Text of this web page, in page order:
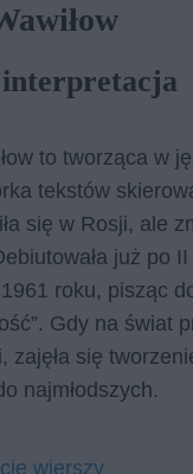
interpretacja
to tworząca w
tekstów
się w Rosji, ale
już po
roku, pisząc
Gdy na świat
zajęła się
najmłodszych.
wierszy